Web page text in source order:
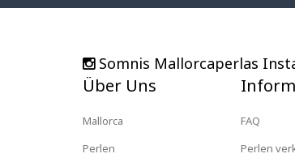
Somnis Mallorcaperlas
Über Uns
Mallorca
Perlen
FAQ
Perlen